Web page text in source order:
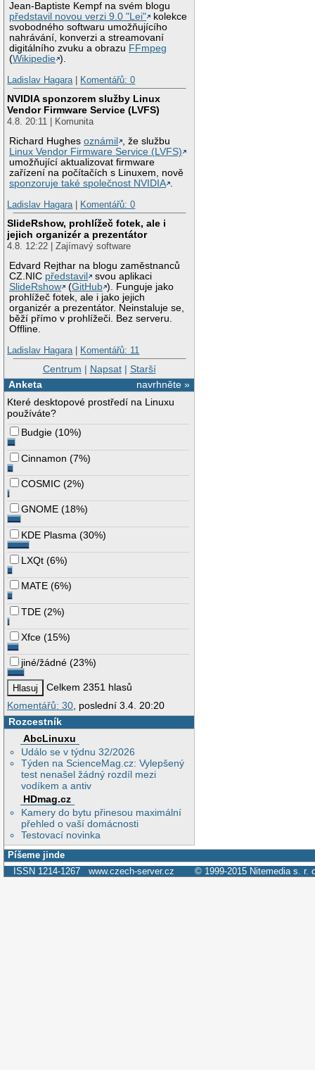
Jean-Baptiste Kempf na svém blogu
představil novou verzi 9.0 "Lei"
kolekce
svobodného softwaru umožňujícího
nahrávání, konverzi a streamovaní
digitálního zvuku a obrazu FFmpeg
(Wikipedie ).
Ladislav Hagara| Komentářů: 0
NVIDIA sponzorem služby Linux
Vendor Firmware Service (LVFS)
4.8. 20:11 | Komunita
Richard Hughesoznámil
, že službu
Linux Vendor Firmware Service (LVFS)
umožňující aktualizovat firmware
zařízení na počítačích s Linuxem, nově
sponzoruje také společnost NVIDIA .
Ladislav Hagara| Komentářů: 0
SlideRshow, prohlížeč fotek, ale i
jejich organizér a prezentátor
4.8. 12:22 | Zajímavý software
Edvard Rejthar na blogu zaměstnanců
CZ.NIC představil
svou aplikaci
SlideRshow
(GitHub ). Funguje jako
prohlížeč fotek, ale i jako jejich
organizér a prezentátor. Neinstaluje se,
běží přímo v prohlížeči. Bez serveru.
Offline.
Ladislav Hagara| Komentářů: 11
Centrum | Napsat| Starší
navrhněte »
Anketa
Které desktopové prostředí na Linuxu
používáte?
Budgie (10%)
Cinnamon (7%)
COSMIC (2%)
GNOME (18%)
KDE Plasma (30%)
LXQt (6%)
MATE (6%)
TDE (2%)
Xfce (15%)
jiné/žádné (23%)
Celkem 2351 hlasů
Komentářů: 30 , poslední 3.4. 20:20
Rozcestník
AbcLinuxu
Událo se v týdnu 32/2026
Týden na ScienceMag.cz: Vylepšený
test nenašel žádný rozdíl mezi
vodíkem a antiv
HDmag.cz
Kamery do bytu přinesou maximální
přehled o vaší domácnosti
Testovací novinka
Píšeme jinde
ISSN 1214-1267 www.czech-server.cz © 1999-2015 Nitemedia s. r.